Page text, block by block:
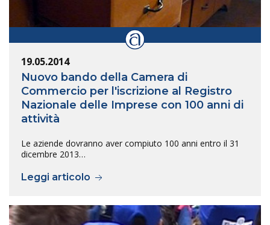
19.05.2014
Nuovo bando della Camera di
Commercio per l'iscrizione al Registro
Nazionale delle Imprese con 100 anni di
attività
Le aziende dovranno aver compiuto 100 anni entro il 31
dicembre 2013…
Leggi articolo